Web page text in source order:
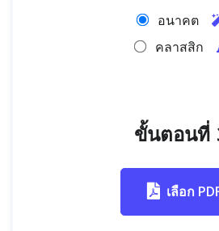
อนาคต
คลาสสิก
ขั้นตอนที่
เลือก